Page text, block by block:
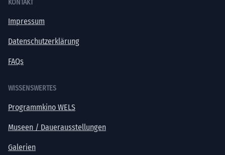
KONTAKT
Impressum
Datenschutzerklärung
FAQs
WISSENSWERTES
Programmkino WELS
Museen / Dauerausstellungen
Galerien